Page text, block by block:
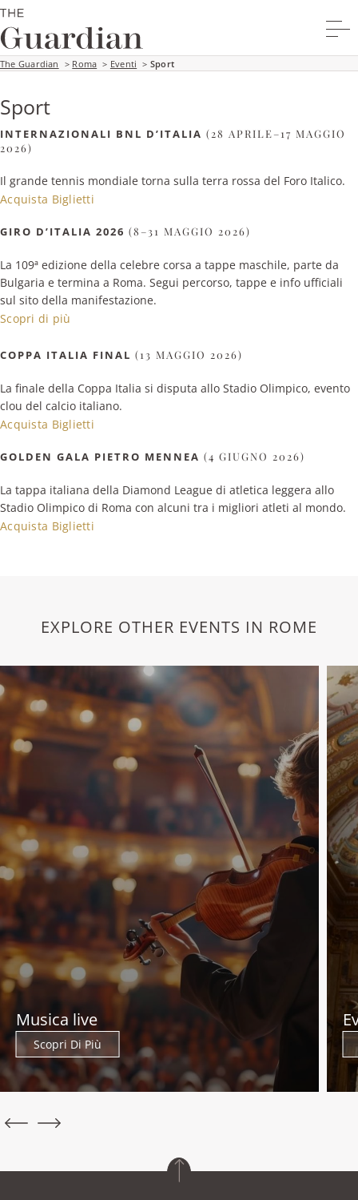
The Guardian > Roma > Eventi > Sport
Sport
INTERNAZIONALI BNL D’ITALIA (28 APRILE–17 MAGGIO
2026)
Il grande tennis mondiale torna sulla terra rossa del Foro Italico.
Acquista Biglietti
GIRO D’ITALIA 2026 (8–31 MAGGIO 2026)
La 109ª edizione della celebre corsa a tappe maschile, parte da
Bulgaria e termina a Roma. Segui percorso, tappe e info ufficiali
sul sito della manifestazione.
Scopri di più
COPPA ITALIA FINAL (13 MAGGIO 2026)
La finale della Coppa Italia si disputa allo Stadio Olimpico, evento
clou del calcio italiano.
Acquista Biglietti
GOLDEN GALA PIETRO MENNEA (4 GIUGNO 2026)
La tappa italiana della Diamond League di atletica leggera allo
Stadio Olimpico di Roma con alcuni tra i migliori atleti al mondo.
Acquista Biglietti
EXPLORE OTHER EVENTS IN ROME
Musica live
Scopri Di Più